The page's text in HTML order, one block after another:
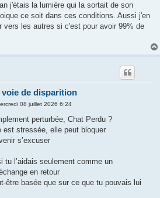
j'étais la lumière qui la sortait de son
ce soit dans ces conditions. Aussi j'en
vers les autres si c'est pour avoir 99% de
voie de disparition
08 juillet 2026 6:24
perturbée, Chat Perdu ?
est stressée, elle peut bloquer
s’excuser
tu l’aidais seulement comme un
en retour
être basée que sur ce que tu pouvais lui